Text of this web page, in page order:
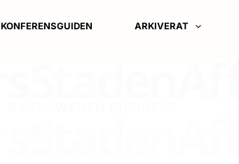
KONFERENSGUIDEN ARKIVERAT